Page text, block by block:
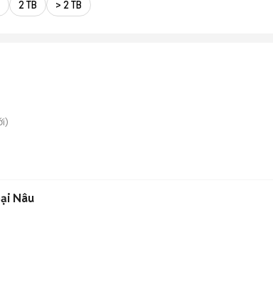
2 TB > 2 TB
Nâu